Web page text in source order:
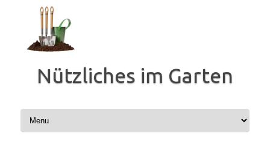
springen
Nützliches im Garten